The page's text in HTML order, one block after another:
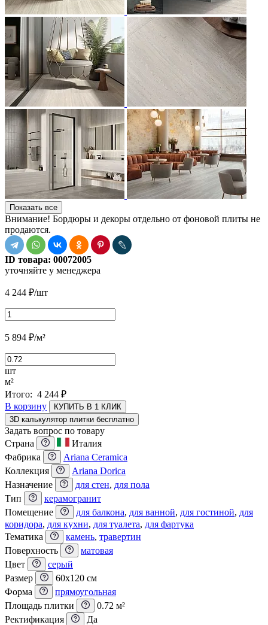
Показать все
Внимание! Бордюры и декоры отдельно от фоновой плиты не
продаются.
ID товара: 00072005
уточняйте у менеджера
4 244 ₽/шт
5 894 ₽/м²
шт
м²
Итого: 4 244 ₽
В корзину
КУПИТЬ В 1 КЛИК
3D калькулятор плитки бесплатно
Задать вопрос по товару
Страна
Италия
Фабрика
Ariana Ceramica
Коллекция
Ariana Dorica
Назначение
для стен, для пола
Тип
керамогранит
Помещение
для балкона, для ванной, для гостиной, для
коридора, для кухни, для туалета, для фартука
Тематика
камень, травертин
Поверхность
матовая
Цвет
серый
Размер
60x120 см
Форма
прямоугольная
Площадь плитки
0.72 м²
Ректификация
Да